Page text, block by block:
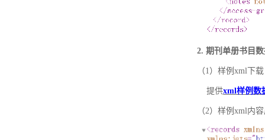
2. 期刊单册书目
（1）样例xml下载
提供xml样例数
（2）样例xml内